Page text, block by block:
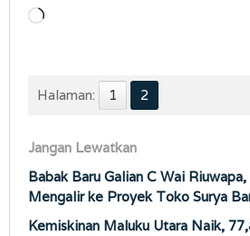
Memuat...
Halaman: 1 2
Jangan Lewatkan
Babak Baru Galian C Wai
Mengalir ke Proyek Toko Surya
Kemiskinan Maluku Utara Naik,